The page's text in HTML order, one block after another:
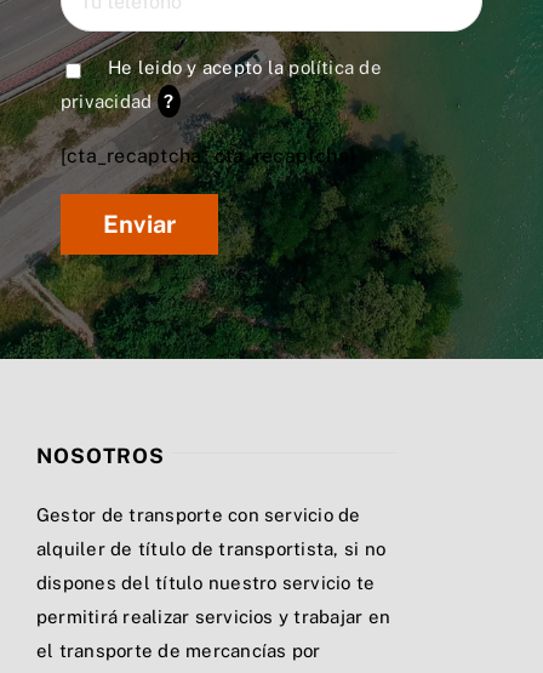
He leido y acepto lapolítica de
privacidad ?
[cta_recaptcha* cta_recaptcha]
NOSOTROS
Gestor de transporte con servicio de
alquiler de título de transportista, si no
dispones del título nuestro servicio te
permitirá realizar servicios y trabajar en
el transporte de mercancías por